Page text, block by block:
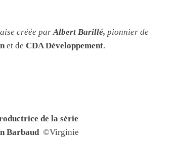
créée par Albert Barillé, pionnier de
et de CDA Développement.
de la série
Barbaud©Virginie